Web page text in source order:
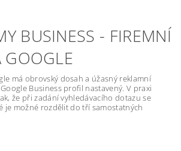
BUSINESS - FIREMNÍ
GOOGLE
má obrovský dosah a úžasný reklamní
Business profil nastavený. V praxi
že při zadání vyhledávacího dotazu se
je možné rozdělit do tří samostatných